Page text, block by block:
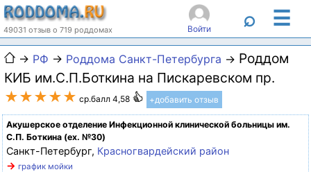
49031 отзыв о 719 роддомах Войти ⌕ ☰
→ РФ → Роддома Санкт-Петербурга → Роддом
КИБ им.С.П.Боткина на Пискаревском пр.
★★★★★ ср.балл 4,58 +добавить отзыв
Акушерское отделение Инфекционной клинической больницы им.
С.П. Боткина (ex. №30)
Санкт-Петербург, Красногвардейский район
→ график мойки